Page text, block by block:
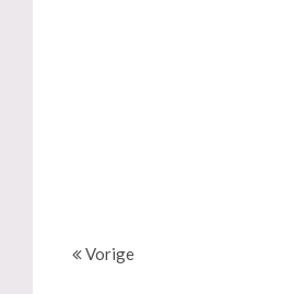
Vorige